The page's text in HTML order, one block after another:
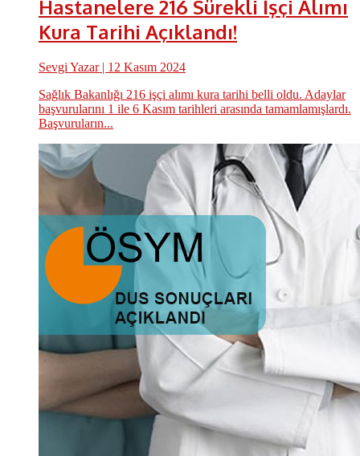
Hastanelere 216 Sürekli İşçi Alımı
Kura Tarihi Açıklandı!
Sevgi Yazar| 12 Kasım 2024
Sağlık Bakanlığı 216 işçi alımı kura tarihi belli oldu. Adaylar
başvurularını 1 ile 6 Kasım tarihleri arasında tamamlamışlardı.
Başvuruların...